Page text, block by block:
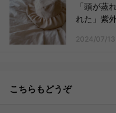
「頭が蒸
れた」紫
2024/07/13
こちらもどうぞ